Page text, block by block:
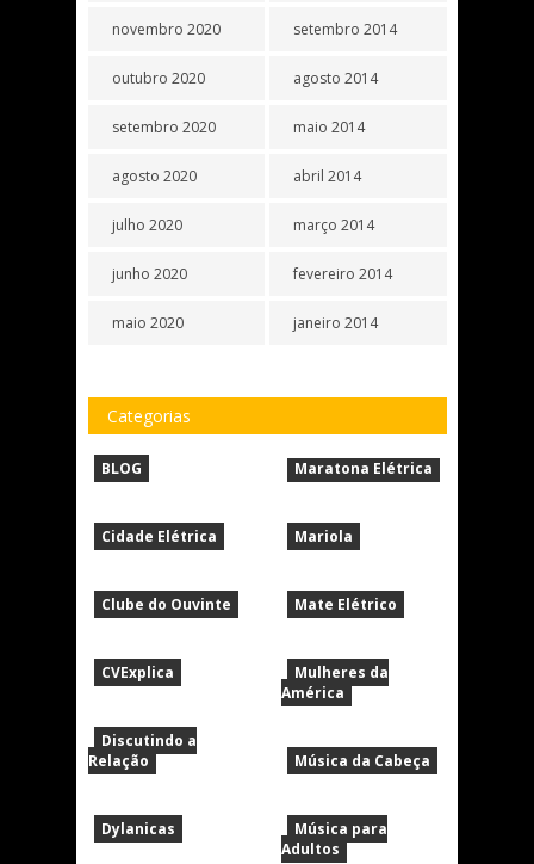
novembro 2020
outubro 2020
setembro 2020
agosto 2020
julho 2020
junho 2020
maio 2020
setembro 2014
agosto 2014
maio 2014
abril 2014
março 2014
fevereiro 2014
janeiro 2014
Categorias
BLOG
Cidade Elétrica
Clube do Ouvinte
CVExplica
Discutindo a
Relação
Dylanicas
Maratona Elétrica
Mariola
Mate Elétrico
Mulheres da
América
Música da Cabeça
Música para
Adultos